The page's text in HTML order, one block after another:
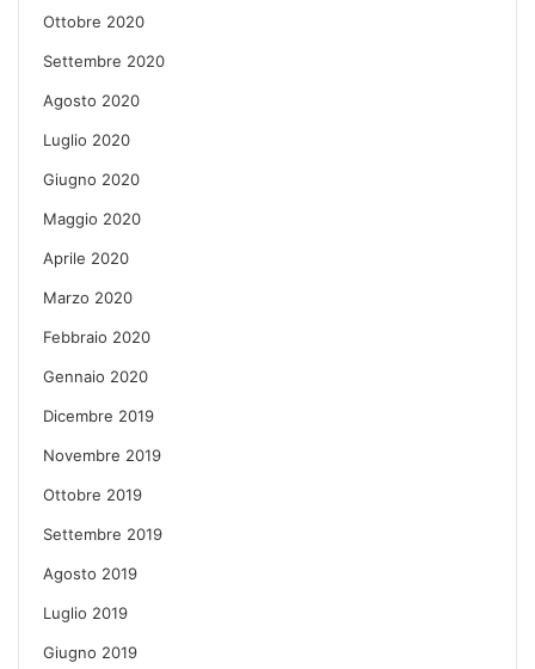
Ottobre 2020
Settembre 2020
Agosto 2020
Luglio 2020
Giugno 2020
Maggio 2020
Aprile 2020
Marzo 2020
Febbraio 2020
Gennaio 2020
Dicembre 2019
Novembre 2019
Ottobre 2019
Settembre 2019
Agosto 2019
Luglio 2019
Giugno 2019